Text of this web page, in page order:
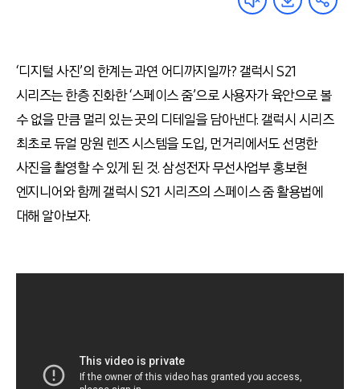
‘디지털 사진’의 한계는 과연 어디까지일까? 갤럭시 S21
시리즈는 한층 진화한 ‘스페이스 줌’으로 사용자가 육안으로 볼
수 없을 만큼 멀리 있는 곳의 디테일을 담아낸다. 갤럭시 시리즈
최초로 듀얼 망원 렌즈 시스템을 도입, 먼거리에서도 선명한
사진을 촬영할 수 있게 된 것. 삼성전자 무선사업부 홍보현
엔지니어와 함께 갤럭시 S21 시리즈의 스페이스 줌 활용법에
대해 알아보자.